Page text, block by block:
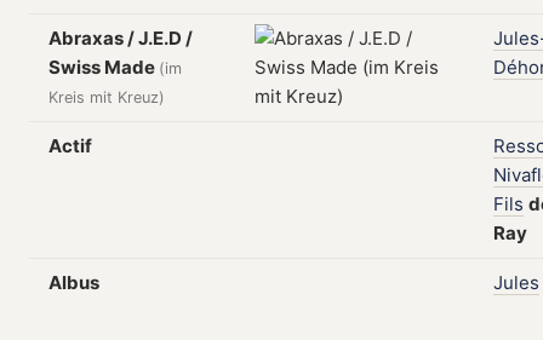
Abraxas / J.E.D /
Swiss Made (im
Kreis mit Kreuz)
Actif
Fils
Ray
Albus Jules